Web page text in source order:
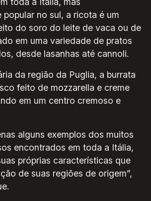
popular no sul, a ricota é um
do soro do leite de vaca ou de
em uma variedade de pratos
desde lasanhas até cannoli.
da região da Puglia, a burrata
feito de mozzarella e creme
em um centro cremoso e
alguns exemplos dos muitos
encontrados em toda a Itália,
próprias características que
de suas regiões de origem”,